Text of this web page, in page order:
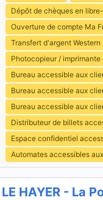
Dépôt de chèques en
Ouverture de compte Ma
Transfert d'argent Western
Photocopieur /
Bureau accessible aux
Bureau accessible aux
Bureau accessible aux
Distributeur de billets
Espace confidentiel
Automates accessibles
HAYER - La